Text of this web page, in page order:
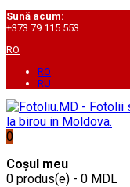
Sună acum:
+373 79 115 553
RO
RO
RU
0
Coșul meu
0 produs(e) - 0 MDL